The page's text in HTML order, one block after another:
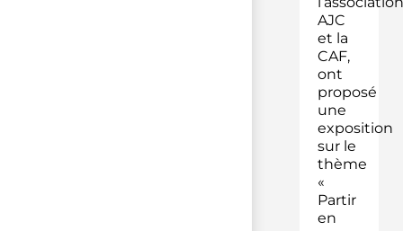
AJC
et la
CAF,
ont
proposé
une
exposition
sur le
thème
«
Partir
en